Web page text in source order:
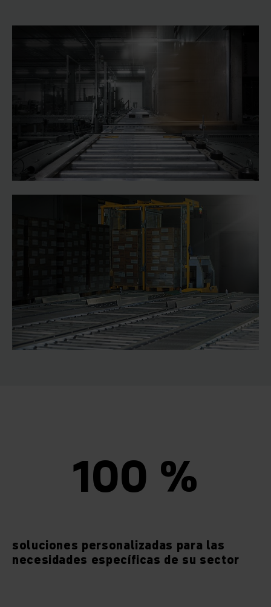
100 %
soluciones personalizadas para las
necesidades específicas de su sector